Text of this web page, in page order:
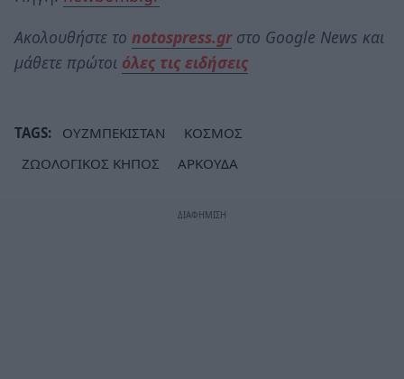
Ακολουθήστε το notospress.grστο Google News και
μάθετε πρώτοι όλες τις ειδήσεις
TAGS: ΟΥΖΜΠΕΚΙΣΤΑΝ
ΚΟΣΜΟΣ
ΖΩΟΛΟΓΙΚΟΣ ΚΗΠΟΣ
ΑΡΚΟΥΔΑ